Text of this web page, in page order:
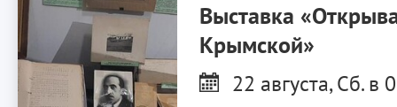
Выставка
Крымской»
22 августа, Сб. в